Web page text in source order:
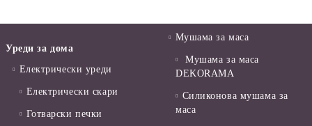
Уреди за дома
Електрически уреди
Електрически скари
Готварски печки
Мушама за маса
Мушама за маса
DEKORAMA
Силиконова мушама за
маса